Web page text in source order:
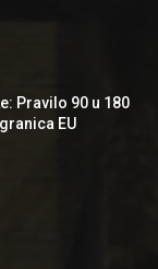
Pravilo 90 u 180
EU